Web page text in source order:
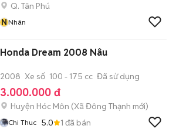
Q. Tân Phú
NNhân
Honda Dream 2008 Nâu
2008 Xe số 100 - 175 cc Đã sử dụng
3.000.000 đ
Huyện Hóc Môn (Xã Đông Thạnh mới)
Chi Thuc 5.0 1 đã bán